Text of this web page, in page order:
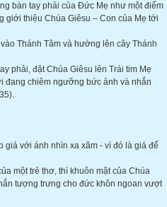
bàn tay phải của Đức Mẹ như một điểm
giới thiệu Chúa Giêsu – Con của Mẹ tới
Thánh Tâm và hướng lên cây Thánh
phải, đặt Chúa Giêsu lên Trái tim Mẹ
đang chiêm ngưỡng bức ảnh và nhắn
giá với ánh nhìn xa xăm - vì đó là giá để
một trẻ thơ, thì khuôn mặt của Chúa
tượng trưng cho đức khôn ngoan vượt